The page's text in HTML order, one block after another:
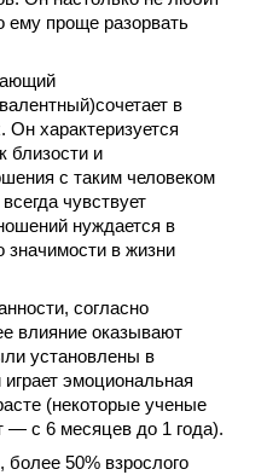
ему проще разорвать
в
Он характеризуется
близости и
с таким человеком
чувствует
нуждается в
значимости в жизни
согласно
влияние оказывают
установлены в
эмоциональная
(некоторые ученые
— с 6 месяцев до 1 года).
50% взрослого